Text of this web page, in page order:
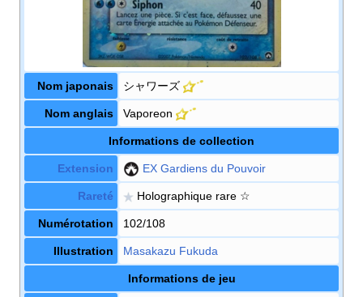
Nom japonais シャワーズ
Nom anglais Vaporeon
Informations de collection
Extension EX Gardiens du Pouvoir
Rareté Holographique rare ☆
Numérotation 102/108
Illustration Masakazu Fukuda
Informations de jeu